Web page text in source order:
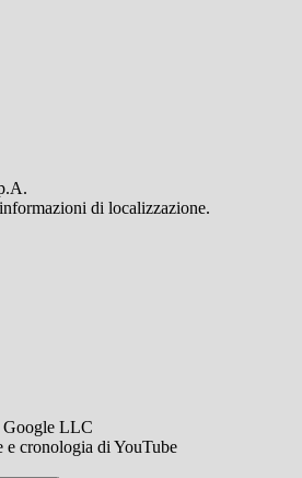
di localizzazione.
Google LLC
e cronologia di YouTube